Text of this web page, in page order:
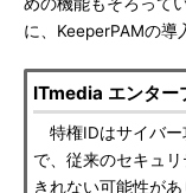
に、KeeperPAMの導
ITmedia エンター
特権IDはサイバー
で、従来のセキュ
きれない可能性が